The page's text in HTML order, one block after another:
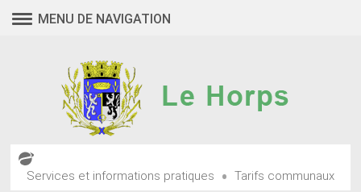
MENU DE NAVIGATION
Services et informations pratiques • Tarifs communaux